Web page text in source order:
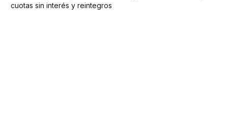
cuotas sin interés y reintegros